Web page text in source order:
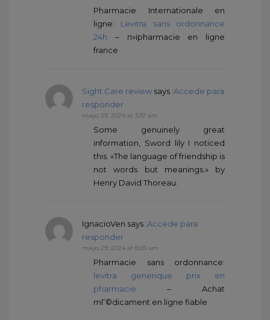
Pharmacie Internationale en
ligne: Levitra sans ordonnance
24h – п»їpharmacie en ligne
france
Sight Care review says :Accede para
responder
mayo 29, 2024 at 3:37 am
Some genuinely great
information, Sword lily I noticed
this. «The language of friendship is
not words but meanings.» by
Henry David Thoreau.
IgnacioVen says :Accede para
responder
mayo 29, 2024 at 8:03 am
Pharmacie sans ordonnance:
levitra generique prix en
pharmacie – Achat
mГ©dicament en ligne fiable